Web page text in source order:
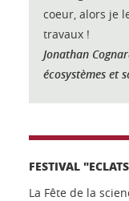
coeur, alors je
travaux !
Jonathan
écosystèmes et
FESTIVAL
La Fête de la